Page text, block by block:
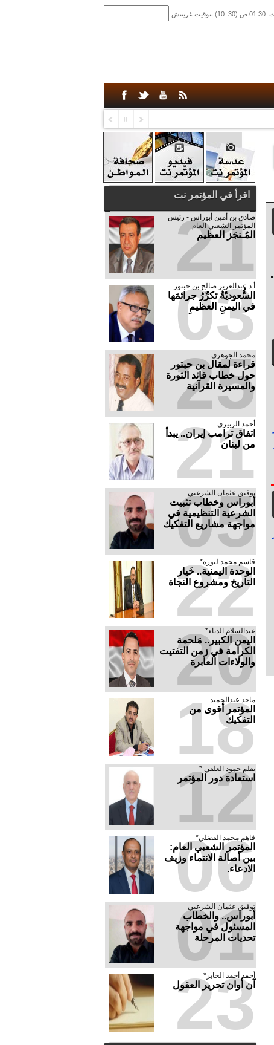
اقرأ في المؤتمر نت
صادق‮ ‬بن‮ ‬أمين‮ ‬أبوراس - رئيس‮
‬المؤتمر‮ ‬الشعبي‮ ‬العام
المُـنجَز العظيم
21
أ.د عبدالعزيز صالح بن حبتور
السُّعوديّةُ تكرِّرُ جرائمَها
في اليمنِ العظيمِ
03
محمد الجوهري
قراءة لمقال بن حبتور
حول خطاب قائد الثورة
والمسيرة القرآنية
25
أحمد الزبيري
اتفاق ترامب إيران.. يبدأ
من لبنان
21
توفيق عثمان الشرعبي
أبوراس وخطاب تثبيت
الشرعية التنظيمية في
مواجهة مشاريع التفكيك
05
قاسم محمد لبوزة*
الوحدة اليمنية.. خَيار
التاريخ ومشروع النجاة
22
عبدالسلام الدباء*
​اليمن الكبير.. مَلحمة
الكرامة في زمن التفتيت
والولاءات العابرة
20
ماجد عبدالحميد
المؤتمر أقوى من
التفكيك
18
بقلم حمود العلفي *
استعادة دور المؤتمر
12
فاهم محمد الفضلي*
المؤتمر الشعبي العام:
بين أصالة الانتماء وزيف
الادعاء.
06
توفيق عثمان الشرعبي
أبوراس.. والخطاب
المسئول في مواجهة
تحديات المرحلة
01
أحمد أحمد الجابر*
آن أوان تحرير العقول
23